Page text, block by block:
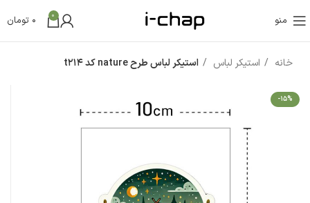
منو 0
0 تومان
خانه استیکر لباس استیکر لباس طرح nature کد t214
-15%